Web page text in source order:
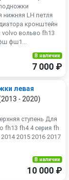
нижняя LH петля
кронштейн
volvo вольво fh13
фш1...
В наличии
7 000 ₽
левая
- 2020)
ступень Для
fh13 fh4 4 серия fh
2015 2016 2017
В наличии
10 000 ₽